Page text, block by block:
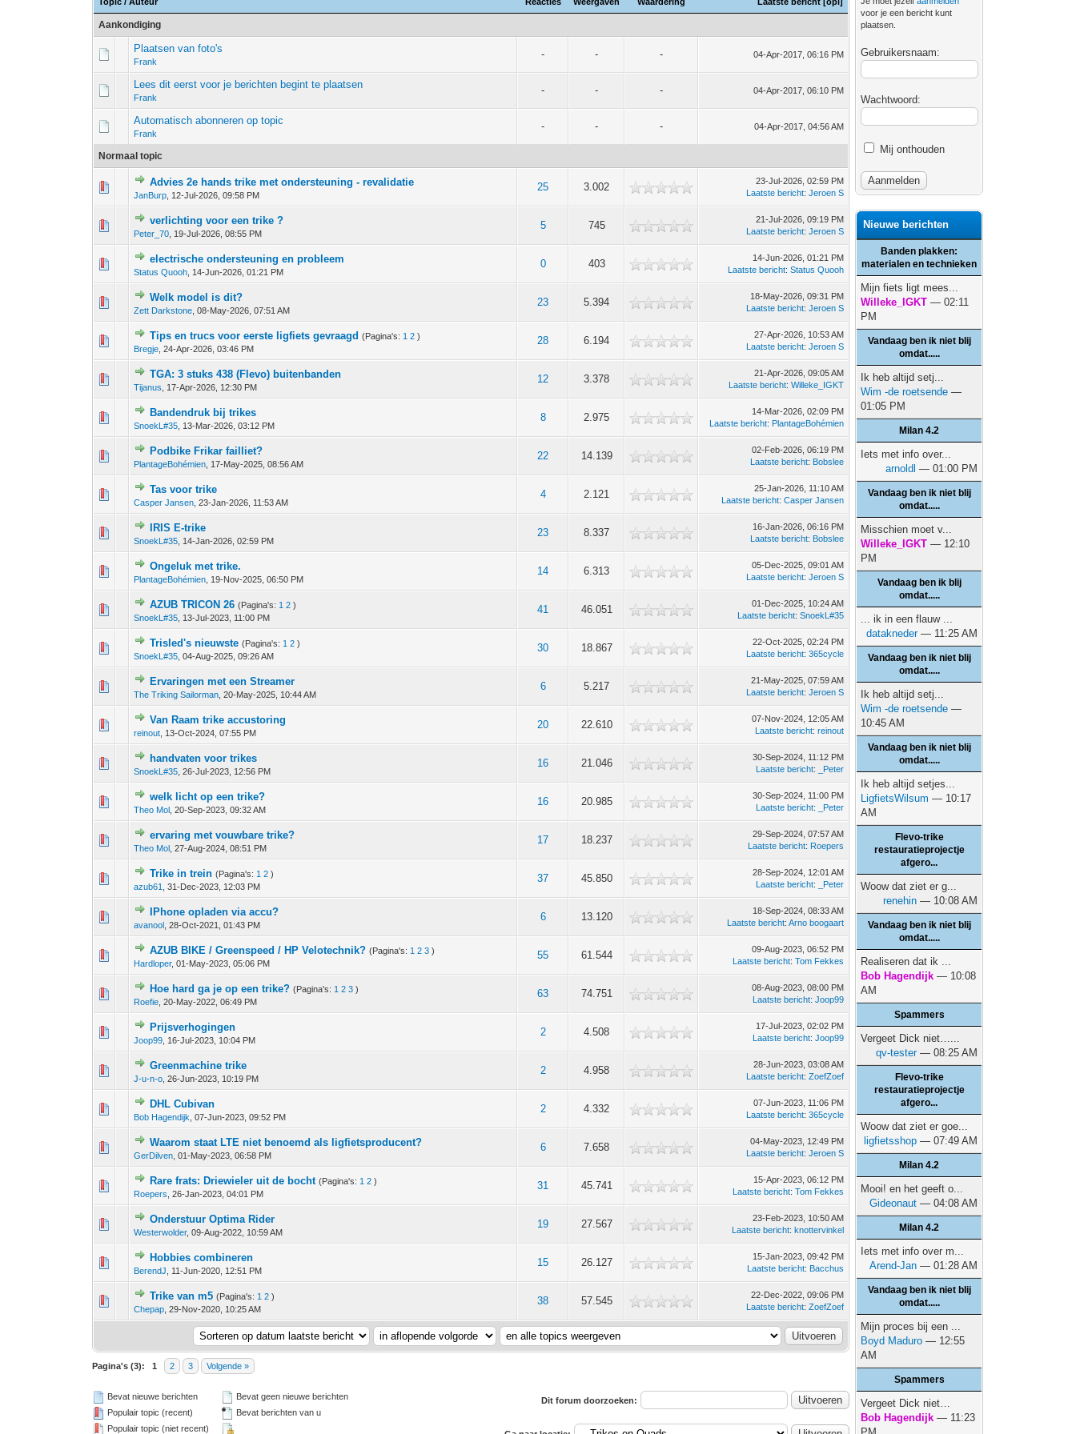
Aankondiging
Plaatsen van foto's
Frank
- - - 04-Apr-2017, 06:16 PM
Lees dit eerst voor je berichten begint te plaatsen
Frank
- - - 04-Apr-2017, 06:10 PM
Automatisch abonneren op topic
Frank
- - - 04-Apr-2017, 04:56 AM
Normaal topic
Advies 2e hands trike met ondersteuning - revalidatie
JanBurp 12-Jul-2026, 09:58 PM
25 3.002
0 stem - 0 van 5 gemiddeld
1234 5
23-Jul-2026, 02:59 PM
Laatste bericht:Jeroen S
verlichting voor een trike ?
Peter_70 19-Jul-2026, 08:55 PM
5 745
0 stem - 0 van 5 gemiddeld
123 4 5
21-Jul-2026, 09:19 PM
Laatste bericht:Jeroen S
electrische ondersteuning en probleem
Status Quooh 14-Jun-2026, 01:21 PM
0 403
0 stem - 0 van 5 gemiddeld
12345
14-Jun-2026, 01:21 PM
Laatste bericht:Status Quooh
Welk model is dit?
Zett Darkstone ,08-May-2026, 07:51 AM
23 5.394
0 stem - 0 van 5 gemiddeld
12
18-May-2026, 09:31 PM
Laatste bericht:Jeroen S
Tips en trucs voor eerste ligfiets gevraagd (Pagina's: 1 2 )
Bregje ,24-Apr-2026, 03:46 PM
28 6.194
0 stem - 0 van 5 gemiddeld
1 2345
27-Apr-2026, 10:53 AM
Laatste bericht:Jeroen S
TGA: 3 stuks 438 (Flevo) buitenbanden
Tijanus 17-Apr-2026, 12:30 PM
12 3.378
0 stem - 0 van 5 gemiddeld
12 345
21-Apr-2026, 09:05 AM
Laatste bericht:Willeke_IGKT
Bandendruk bij trikes
SnoekL#35 13-Mar-2026, 03:12 PM
8 2.975
0 stem - 0 van 5 gemiddeld
1234
14-Mar-2026, 02:09 PM
Laatste bericht: PlantageBohémien
Podbike Frikar failliet?
PlantageBohémien 17-May-2025, 08:56 AM
22 14.139
0 stem - 0 van 5 gemiddeld
12345
02-Feb-2026, 06:19 PM
Laatste bericht: Bobslee
Tas voor trike
Casper Jansen ,23-Jan-2026, 11:53 AM
4 2.121
0 stem - 0 van 5 gemiddeld
25-Jan-2026, 11:10 AM
Laatste bericht:Casper Jansen
IRIS E-trike
SnoekL#35 14-Jan-2026, 02:59 PM
23 8.337
0 stem - 0 van 5 gemiddeld
16-Jan-2026, 06:16 PM
Laatste bericht: Bobslee
Ongeluk met trike.
PlantageBohémien 19-Nov-2025, 06:50 PM
14 6.313
0 stem - 0 van 5 gemiddeld
12
05-Dec-2025, 09:01 AM
Laatste bericht:Jeroen S
AZUB TRICON 26 (Pagina's: 1 2 )
SnoekL#35 13-Jul-2023, 11:00 PM
41 46.051
0 stem - 0 van 5 gemiddeld
12345
01-Dec-2025, 10:24 AM
Laatste bericht:SnoekL#35
Trisled's nieuwste (Pagina's: 1 2 )
SnoekL#35 ,04-Aug-2025, 09:26 AM
30 18.867
0 stem - 0 van 5 gemiddeld
1 2345
22-Oct-2025, 02:24 PM
Laatste bericht:365cycle
Ervaringen met een Streamer
The Triking Sailorman ,20-May-2025, 10:44 AM
6 5.217
0 stem - 0 van 5 gemiddeld
12345
21-May-2025, 07:59 AM
Laatste bericht:Jeroen S
Van Raam trike accustoring
reinout 13-Oct-2024, 07:55 PM
20 22.610
0 stem - 0 van 5 gemiddeld
12345
07-Nov-2024, 12:05 AM
Laatste bericht:reinout
handvaten voor trikes
SnoekL#35 ,26-Jul-2023, 12:56 PM
16 21.046
0 stem - 0 van 5 gemiddeld
1234
30-Sep-2024, 11:12 PM
Laatste bericht: _Peter
welk licht op een trike?
Theo Mol ,20-Sep-2023, 09:32 AM
16 20.985
0 stem - 0 van 5 gemiddeld
12 345
30-Sep-2024, 11:00 PM
Laatste bericht: _Peter
ervaring met vouwbare trike?
Theo Mol ,27-Aug-2024, 08:51 PM
17 18.237
0 stem - 0 van 5 gemiddeld
12345
29-Sep-2024, 07:57 AM
Laatste bericht: Roepers
Trike in trein (Pagina's: 1 2 )
azub61
,31-Dec-2023, 12:03 PM
37 45.850
0 stem - 0 van 5 gemiddeld
12345
28-Sep-2024, 12:01 AM
Laatste bericht: _Peter
IPhone opladen via accu?
avanool ,28-Oct-2021, 01:43 PM
6 13.120
0 stem - 0 van 5 gemiddeld
12345
18-Sep-2024, 08:33 AM
Laatste bericht:Arno boogaart
AZUB BIKE / Greenspeed / HP Velotechnik? (Pagina's: 1 2 3 )
Hardloper,01-May-2023, 05:06 PM
55 61.544
0 stem - 0 van 5 gemiddeld
12345
09-Aug-2023, 06:52 PM
Laatste bericht:Tom Fekkes
Hoe hard ga je op een trike? (Pagina's: 1 2 3 )
Roefie ,20-May-2022, 06:49 PM
63 74.751
0 stem - 0 van 5 gemiddeld
1 2345
08-Aug-2023, 08:00 PM
Laatste bericht:Joop99
Prijsverhogingen
Joop99 16-Jul-2023, 10:04 PM
2 4.508
0 stem - 0 van 5 gemiddeld
1
17-Jul-2023, 02:02 PM
Laatste bericht:Joop99
Greenmachine trike
J-u-n-o ,26-Jun-2023, 10:19 PM
2 4.958
0 stem - 0 van 5 gemiddeld
123
28-Jun-2023, 03:08 AM
Laatste bericht:ZoefZoef
DHL Cubivan
Bob Hagendijk ,07-Jun-2023, 09:52 PM
2 4.332
0 stem - 0 van 5 gemiddeld
07-Jun-2023, 11:06 PM
Laatste bericht:365cycle
Waarom staat LTE niet benoemd als ligfietsproducent?
GerDilven ,01-May-2023, 06:58 PM
6 7.658
0 stem - 0 van 5 gemiddeld
12345
04-May-2023, 12:49 PM
Laatste bericht:Jeroen S
Rare frats: Driewieler uit de bocht (Pagina's: 1 2 )
Roepers ,26-Jan-2023, 04:01 PM
31 45.741
0 stem - 0 van 5 gemiddeld
123 45
15-Apr-2023, 06:12 PM
Laatste bericht:Tom Fekkes
Onderstuur Optima Rider
Westerwolder,09-Aug-2022, 10:59 AM
19 27.567
0 stem - 0 van 5 gemiddeld
12345
23-Feb-2023, 10:50 AM
Laatste bericht:knottervinkel
Hobbies combineren
BerendJ 11-Jun-2020, 12:51 PM
15 26.127
0 stem - 0 van 5 gemiddeld
1234
15-Jan-2023, 09:42 PM
Laatste bericht: Bacchus
Trike van m5 (Pagina's: 1 2 )
Chepap ,29-Nov-2020, 10:25 AM
38 57.545
0 stem - 0 van 5 gemiddeld
12345
22-Dec-2022, 09:06 PM
Laatste bericht:ZoefZoef
Pagina's (3): 1 2 3 Volgende »
Bevat nieuwe berichten
Populair topic (recent)
Populair topic (niet recent)
Bevat geen nieuwe berichten
Bevat berichten van u
Dit forum doorzoeken:
voor je een bericht kunt
plaatsen.
Gebruikersnaam:
Wachtwoord:
Mij onthouden
Nieuwe berichten
Banden plakken:
materialen en technieken
Mijn fiets ligt mees...
Willeke_IGKT — 02:11
PM
Vandaag ben ik niet blij
omdat.....
Ik heb altijd setj...
Wim -de roetsende —
01:05 PM
Milan 4.2
Iets met info over...
arnoldl — 01:00 PM
Vandaag ben ik niet blij
omdat.....
Misschien moet v...
Willeke_IGKT — 12:10
PM
Vandaag ben ik blij
omdat.....
... ik in een flauw ...
datakneder— 11:25 AM
Vandaag ben ik niet blij
omdat.....
Ik heb altijd setj...
Wim -de roetsende —
10:45 AM
Vandaag ben ik niet blij
omdat.....
Ik heb altijd setjes...
LigfietsWilsum — 10:17
AM
Flevo-trike
restauratieprojectje
afgero...
Woow dat ziet er g...
renehin — 10:08 AM
Vandaag ben ik niet blij
omdat.....
Realiseren dat ik ...
Bob Hagendijk — 10:08
AM
Spammers
Vergeet Dick niet…...
qv-tester— 08:25 AM
Flevo-trike
restauratieprojectje
afgero...
Woow dat ziet er goe...
ligfietsshop — 07:49 AM
Milan 4.2
Mooi! en het geeft o...
Gideonaut — 04:08 AM
Milan 4.2
Iets met info over m...
Arend-Jan — 01:28 AM
Vandaag ben ik niet blij
omdat.....
Mijn proces bij een ...
Boyd Maduro — 12:55
AM
Spammers
Vergeet Dick niet…
Bob Hagendijk — 11:23